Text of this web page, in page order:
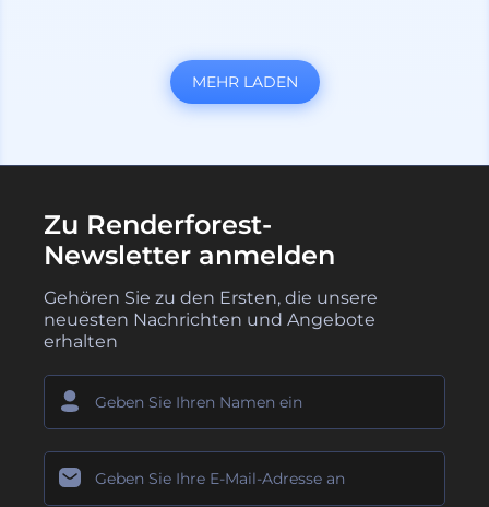
MEHR LADEN
Zu Renderforest-
Newsletter anmelden
Gehören Sie zu den Ersten, die unsere
neuesten Nachrichten und Angebote
erhalten